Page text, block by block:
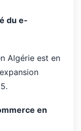
du e-
Algérie est en
en